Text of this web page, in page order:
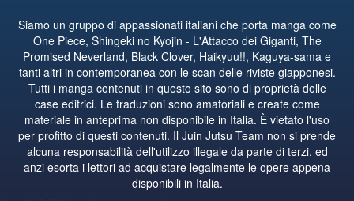
Siamo un gruppo di appassionati italiani che porta manga come
One Piece, Shingeki no Kyojin - L'Attacco dei Giganti, The
Promised Neverland, Black Clover, Haikyuu!!, Kaguya-sama e
tanti altri in contemporanea con le scan delle riviste giapponesi.
Tutti i manga contenuti in questo sito sono di proprietà delle
case editrici. Le traduzioni sono amatoriali e create come
materiale in anteprima non disponibile in Italia. È vietato l'uso
per profitto di questi contenuti. Il Juin Jutsu Team non si prende
alcuna responsabilità dell'utilizzo illegale da parte di terzi, ed
anzi esorta i lettori ad acquistare legalmente le opere appena
disponibili in Italia.